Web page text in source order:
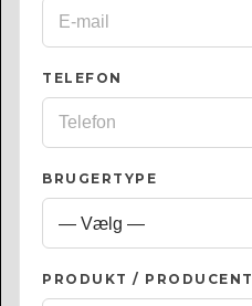
TELEFON
BRUGERTYPE
PRODUKT / PRODUCENT